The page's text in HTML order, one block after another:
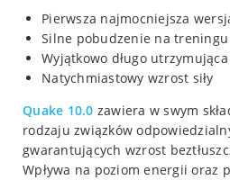
Pierwsza najmocniejsza
Silne pobudzenie na treningu
Wyjątkowo długo
Natychmiastowy wzrost siły
Quake 10.0 zawiera w swym
rodzaju związków
gwarantujących wzrost
Wpływa na poziom energii oraz